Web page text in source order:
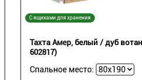
С ящиками для хранения
Тахта Амер, белый / дуб
602817)
Спальное место: